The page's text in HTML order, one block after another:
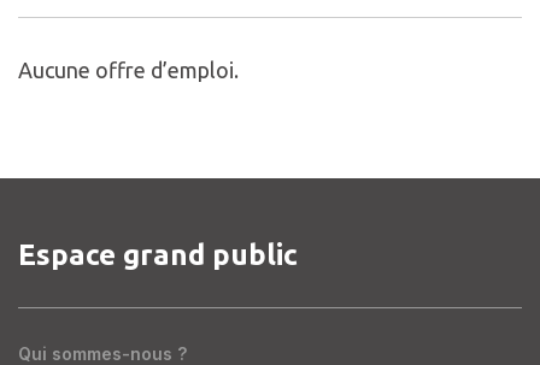
Aucune offre d’emploi.
Espace grand public
Qui sommes-nous ?